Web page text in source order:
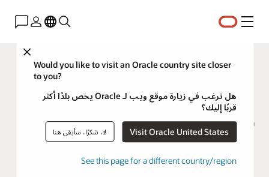
القائمة
Close
Would you like to visit an Oracle country site closer
to you?
هل ترغب في زيارة موقع ويب لـ Oracle يخص بلدًا أكثر
قربًا إليك؟
Visit Oracle United States لا، شكرًا، سأبقى هنا
See this page for a different country/region
Magrabi Health تعزز استمرارية
الأعمال باستخدام Oracle